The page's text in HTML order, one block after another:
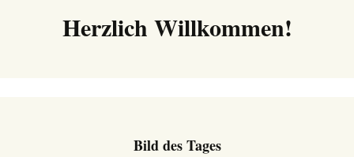
Herzlich Willkommen!
Bild des Tages